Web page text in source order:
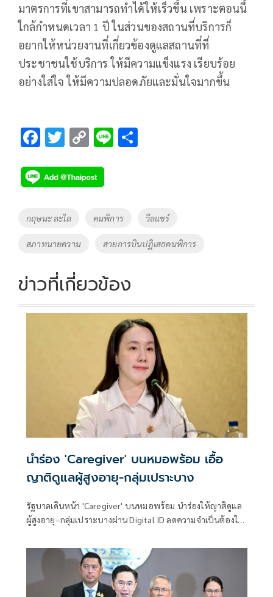
มาตรการที่เขาสามารถทำได้ให้เร็วขึ้น เพราะตอนนี้
ใกล้กำหนดเวลา 1 ปี ในส่วนของสถานที่บริการก็
อยากให้หน่วยงานที่เกี่ยวข้องดูแลสถานที่ที่
ประชาชนใช้บริการ ให้มีความแข็งแรง เรียบร้อย
อย่างใส่ใจ ให้มีความปลอดภัยและมั่นใจมากขึ้น
F
e
b
o
k
T
tt
er
C
p
y
Li
Li
Tags
กฤษนะ ละไล คนพิการ วีลแชร์
สภาทนายความ สายการบินปฏิเสธคนพิการ
ข่าวที่เกี่ยวข้อง
นำร่อง 'Caregiver' บนหมอพร้อม เอื้อ
ญาติดูแลผู้สูงอายุ-กลุ่มเปราะบาง
รัฐบาลเดินหน้า 'Caregiver' บนหมอพร้อม นำร่องให้ญาติดูแล
ผู้สูงอายุ–กลุ่มเปราะบางผ่าน Digital ID ลดความจำเป็นต้องใช้